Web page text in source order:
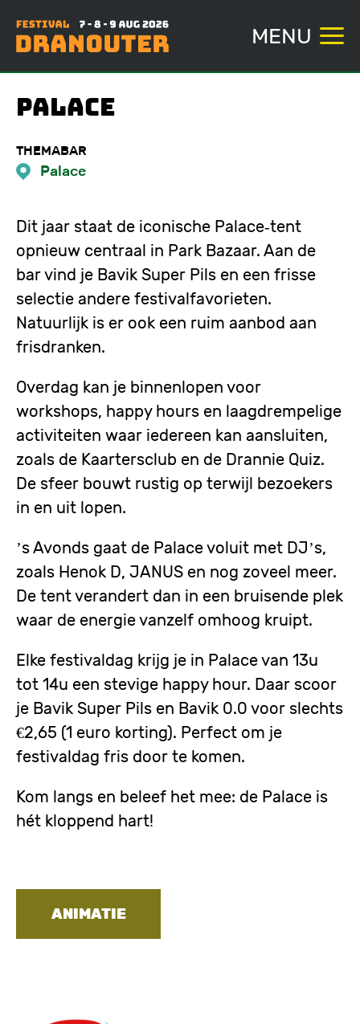
inhoud
MENU
Palace
THEMABAR
Palace
Dit jaar staat de iconische Palace‑tent
opnieuw centraal in Park Bazaar. Aan de
bar vind je Bavik Super Pils en een frisse
selectie andere festivalfavorieten.
Natuurlijk is er ook een ruim aanbod aan
frisdranken.
Overdag kan je binnenlopen voor
workshops, happy hours en laagdrempelige
activiteiten waar iedereen kan aansluiten,
zoals de Kaartersclub en de Drannie Quiz.
De sfeer bouwt rustig op terwijl bezoekers
in en uit lopen.
’s Avonds gaat de Palace voluit met DJ’s,
zoals Henok D, JANUS en nog zoveel meer.
De tent verandert dan in een bruisende plek
waar de energie vanzelf omhoog kruipt.
Elke festivaldag krijg je in Palace van 13u
tot 14u een stevige happy hour. Daar scoor
je Bavik Super Pils en Bavik 0.0 voor slechts
€2,65 (1 euro korting). Perfect om je
festivaldag fris door te komen.
Kom langs en beleef het mee: de Palace is
hét kloppend hart!
ANIMATIE